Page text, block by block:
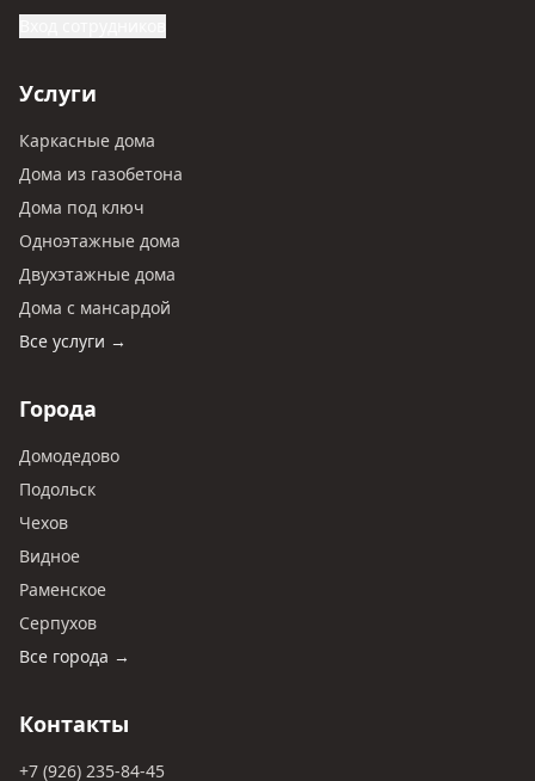
Услуги
Каркасные дома
Дома из газобетона
Дома под ключ
Одноэтажные дома
Двухэтажные дома
Дома с мансардой
Все услуги →
Города
Домодедово
Подольск
Чехов
Видное
Раменское
Серпухов
Все города →
Контакты
+7 (926) 235-84-45